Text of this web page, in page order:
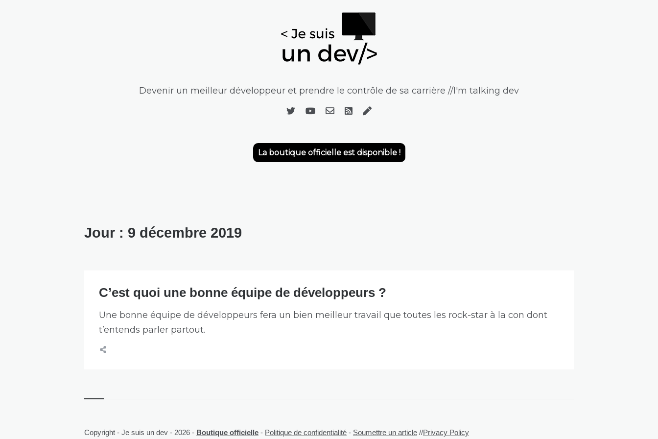
Devenir un meilleur développeur et prendre le contrôle de sa carrière //I'm talking dev
La boutique officielle est disponible !
Jour : 9 décembre 2019
C’est quoi une bonne équipe de développeurs ?
Une bonne équipe de développeurs fera un bien meilleur travail que toutes les rock-star à la con dont
t’entends parler partout.
Copyright - Je suis un dev - 2026 - Boutique officielle - Politique de confidentialité - Soumettre un article //Privacy Policy